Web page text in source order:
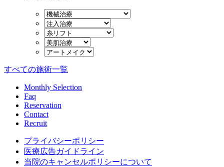
すべての施術一覧
Monthly Selection
Faq
Reservation
Contact
Recruit
プライバシーポリシー
医療広告ガイドライン
当院のキャンセルポリシーについて